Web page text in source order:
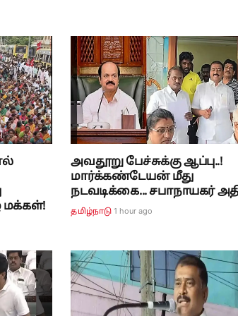
அவதூறு பேச்சுக்கு ஆப்பு..!
மார்க்கண்டேயன் மீது
நடவடிக்கை... சபாநாயகர்
தமிழ்நாடு 1 hour ago